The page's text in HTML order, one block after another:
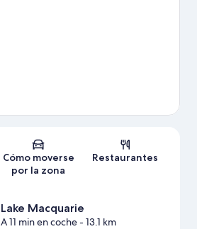
Mapa
Cómo moverse
por la zona
Restaurantes
Lake Macquarie
A 11 min en coche- 13.1 km